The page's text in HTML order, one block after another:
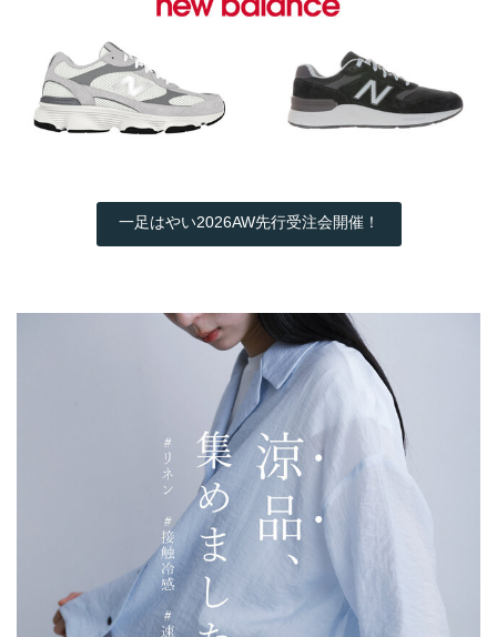
一足はやい2026AW先行受注会開催！